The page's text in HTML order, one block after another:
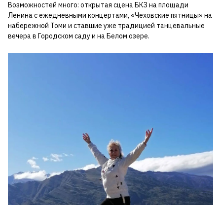
Возможностей много: открытая сцена БКЗ на площади
Ленина с ежедневными концертами, «Чеховские пятницы» на
набережной Томи и ставшие уже традицией танцевальные
вечера в Городском саду и на Белом озере.